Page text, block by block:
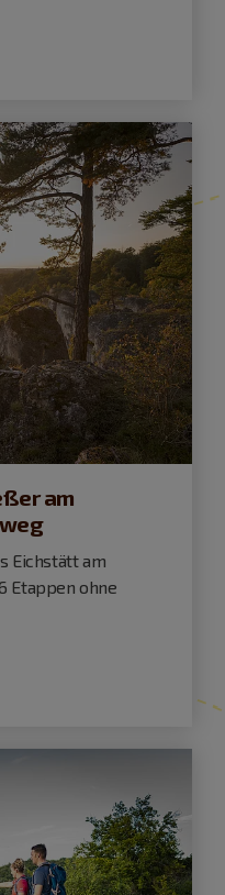
am
Eichstätt am
Etappen ohne